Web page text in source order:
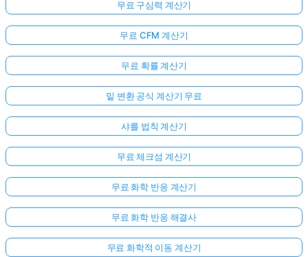
무료 구심력 계산기
무료 CFM 계산기
무료 확률 계산기
밑 변환 공식 계산기 무료
샤를 법칙 계산기
무료 체크섬 계산기
무료 화학 반응 계산기
무료 화학 반응 해결사
무료 화학적 이동 계산기